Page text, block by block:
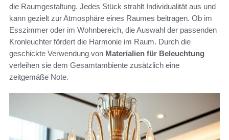
die Raumgestaltung. Jedes Stück strahlt Individualität aus und
kann gezielt zur Atmosphäre eines Raumes beitragen. Ob im
Esszimmer oder im Wohnbereich, die Auswahl der passenden
Kronleuchter fördert die Harmonie im Raum. Durch die
geschickte Verwendung von Materialien für Beleuchtung
verleihen sie dem Gesamtambiente zusätzlich eine
zeitgemäße Note.